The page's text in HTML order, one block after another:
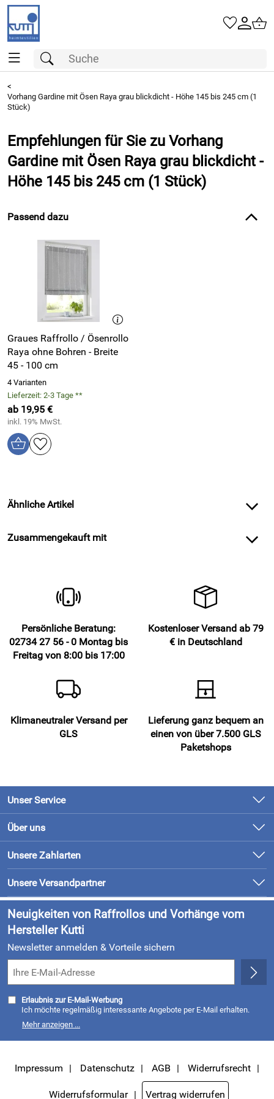
<
Vorhang Gardine mit Ösen Raya grau blickdicht - Höhe 145 bis 245 cm (1
Stück)
Empfehlungen für Sie zu Vorhang
Gardine mit Ösen Raya grau blickdicht -
Höhe 145 bis 245 cm (1 Stück)
Passend dazu
Graues Raffrollo / Ösenrollo
Raya ohne Bohren - Breite
45 - 100 cm
4 Varianten
Lieferzeit: 2-3 Tage **
ab 19,95 €
inkl. 19% MwSt.
Ähnliche Artikel
Zusammengekauft mit
Persönliche Beratung:
02734 27 56 - 0 Montag bis
Freitag von 8:00 bis 17:00
Kostenloser Versand ab 79
€ in Deutschland
Klimaneutraler Versand per
GLS
Lieferung ganz bequem an
einen von über 7.500 GLS
Paketshops
Unser Service
Kontakt
Newsletter
Retourenabwicklung
Lieferung & Bezahlung
Kundenlogin
Über uns
Unsere Bestseller
Marken
Neu
Unsere Zahlarten
Unsere Versandpartner
Neuigkeiten von Raffrollos und Vorhänge vom
Hersteller Kutti
Newsletter anmelden & Vorteile sichern
Erlaubnis zur E-Mail-Werbung
Ich möchte regelmäßig interessante Angebote per E-Mail erhalten.
Meine E-Mail-Adresse wird nicht an andere Unternehmen
weitergegeben. Zu statistischen Zwecken wird in anonymer Form
kann ich jederzeit mit Wirkung für die Zukunft widerrufen, indem ich
den Link "Abmelden" am Ende des Newsletters anklicke oder die Option
Newsletter im Mitgliederbereich deaktiviere. DieDatenschutzerklärung
habe ich zur Kenntnis genommen.
Mehr anzeigen ...
Impressum Datenschutz AGB Widerrufsrecht
Widerrufsformular Vertrag widerrufen